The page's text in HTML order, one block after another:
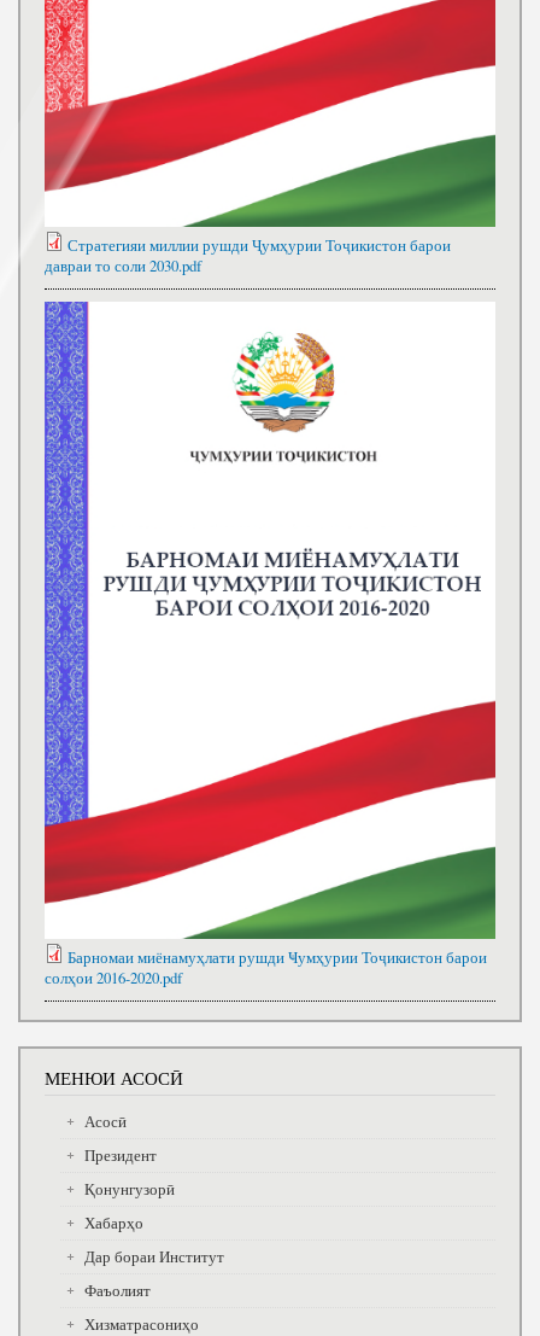
Стратегияи миллии рушди Ҷумҳурии Тоҷикистон барои
давраи то соли 2030.pdf
Барномаи миёнамуҳлати рушди Ҹумҳурии Тоҷикистон барои
солҳои 2016-2020.pdf
МЕНЮИ АСОСӢ
Асосӣ
Президент
Қонунгузорӣ
Хабарҳо
Дар бораи Институт
Фаъолият
Хизматрасониҳо